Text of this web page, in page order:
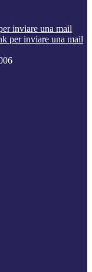
inviare una mail
per inviare una mail